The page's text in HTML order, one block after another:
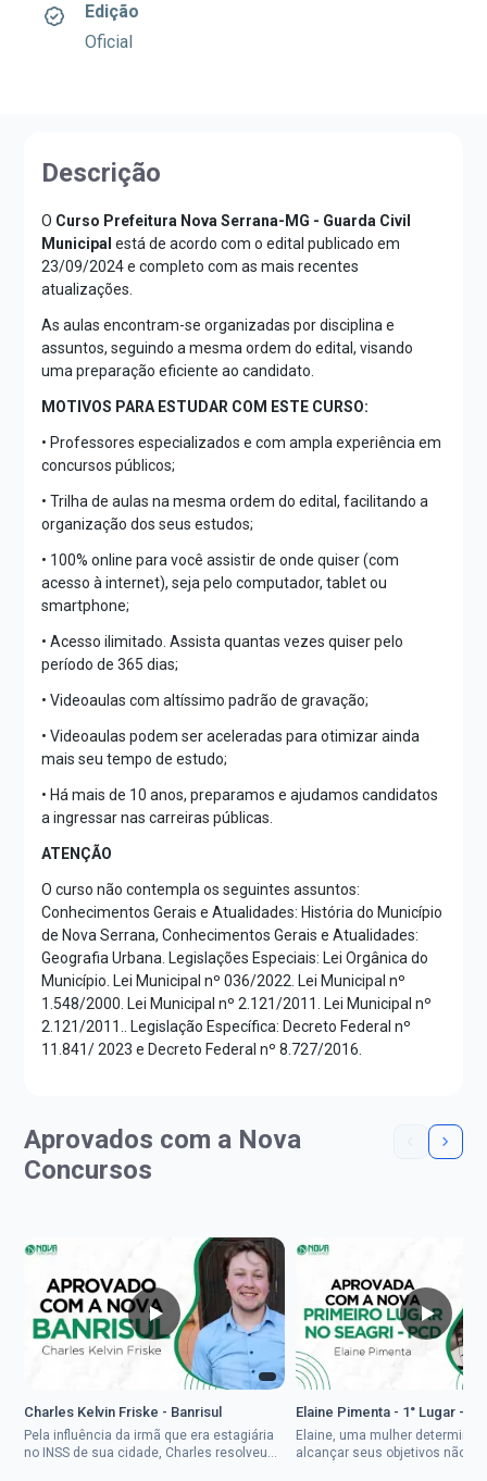
Edição
Oficial
Descrição
O Curso Prefeitura Nova Serrana-MG - Guarda Civil
Municipalestá de acordo com o edital publicado em
23/09/2024 e completo com as mais recentes
atualizações.
As aulas encontram-se organizadas por disciplina e
assuntos, seguindo a mesma ordem do edital, visando
uma preparação eficiente ao candidato.
MOTIVOS PARA ESTUDAR COM ESTE CURSO:
• Professores especializados e com ampla experiência em
concursos públicos;
• Trilha de aulas na mesma ordem do edital, facilitando a
organização dos seus estudos;
• 100% online para você assistir de onde quiser (com
acesso à internet), seja pelo computador, tablet ou
smartphone;
• Acesso ilimitado. Assista quantas vezes quiser pelo
período de 365 dias;
• Videoaulas com altíssimo padrão de gravação;
• Videoaulas podem ser aceleradas para otimizar ainda
mais seu tempo de estudo;
• Há mais de 10 anos, preparamos e ajudamos candidatos
a ingressar nas carreiras públicas.
ATENÇÃO
O curso não contempla os seguintes assuntos:
Conhecimentos Gerais e Atualidades: História do Município
de Nova Serrana, Conhecimentos Gerais e Atualidades:
Geografia Urbana. Legislações Especiais: Lei Orgânica do
Município. Lei Municipal nº 036/2022. Lei Municipal nº
1.548/2000. Lei Municipal nº 2.121/2011. Lei Municipal nº
2.121/2011.. Legislação Específica: Decreto Federal nº
11.841/ 2023 e Decreto Federal nº 8.727/2016.
Aprovados com a Nova
Concursos
Charles Kelvin Friske - Banrisul
Pela influência da irmã que era estagiária
no INSS de sua cidade, Charles resolveu
Elaine Pimenta - 1° Lugar -
Elaine, uma mulher
alcançar seus objetivos não